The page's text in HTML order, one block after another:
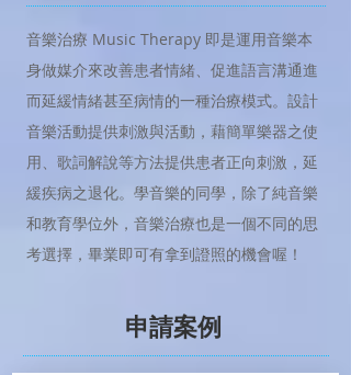
音樂治療 Music Therapy 即是運用音樂本
身做媒介來改善患者情緒、促進語言溝通進
而延緩情緒甚至病情的一種治療模式。設計
音樂活動提供刺激與活動，藉簡單樂器之使
用、歌詞解說等方法提供患者正向刺激，延
緩疾病之退化。學音樂的同學，除了純音樂
和教育學位外，音樂治療也是一個不同的思
考選擇，畢業即可有拿到證照的機會喔！
申請案例